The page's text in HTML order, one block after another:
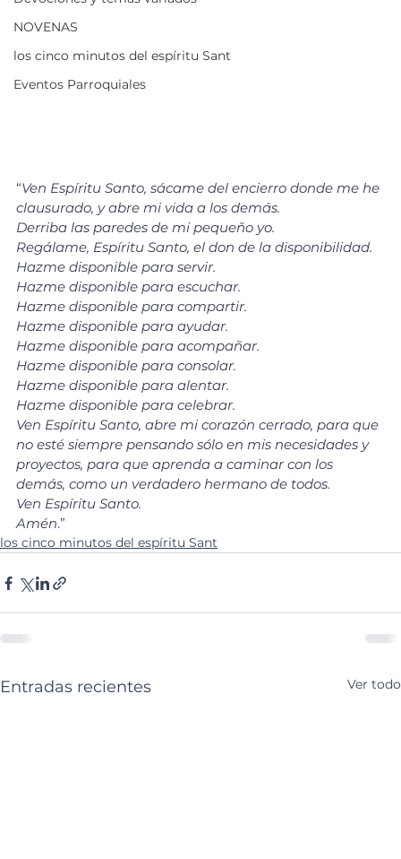
NOVENAS
los cinco minutos del espíritu Sant
Eventos Parroquiales
“Ven Espíritu Santo, sácame del encierro donde me he
clausurado, y abre mi vida a los demás.
Derriba las paredes de mi pequeño yo.
Regálame, Espíritu Santo, el don de la disponibilidad.
Hazme disponible para servir.
Hazme disponible para escuchar.
Hazme disponible para compartir.
Hazme disponible para ayudar.
Hazme disponible para acompañar.
Hazme disponible para consolar.
Hazme disponible para alentar.
Hazme disponible para celebrar.
Ven Espíritu Santo, abre mi corazón cerrado, para que
no esté siempre pensando sólo en mis necesidades y
proyectos, para que aprenda a caminar con los
demás, como un verdadero hermano de todos.
Ven Espíritu Santo.
Amén.”
los cinco minutos del espíritu Sant
Entradas recientes Ver todo